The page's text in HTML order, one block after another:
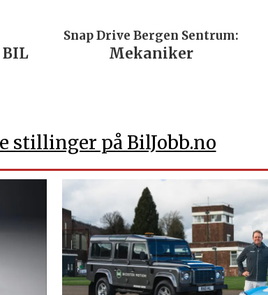
BIL
Snap Drive Bergen Sentrum:
Mekaniker
stillinger på BilJobb.no